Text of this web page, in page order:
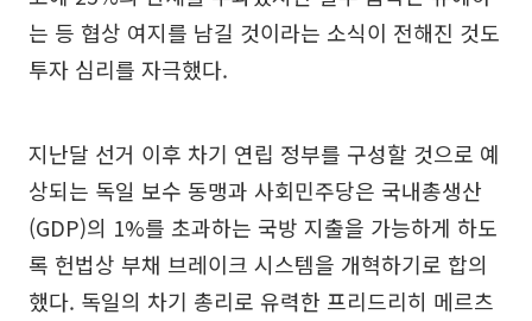
는 등 협상 여지를 남길 것이라는 소식이 전해진 것도
투자 심리를 자극했다.
지난달 선거 이후 차기 연립 정부를 구성할 것으로 예
상되는 독일 보수 동맹과 사회민주당은 국내총생산
(GDP)의 1%를 초과하는 국방 지출을 가능하게 하도
록 헌법상 부채 브레이크 시스템을 개혁하기로 합의
했다. 독일의 차기 총리로 유력한 프리드리히 메르츠